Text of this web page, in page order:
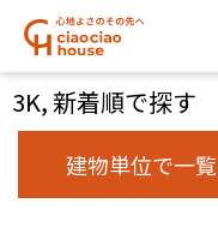
3K, 新着順で探す
建物単位で一覧